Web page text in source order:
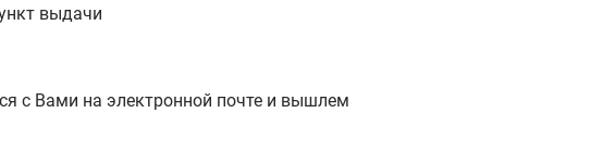
выдачи
с Вами на электронной почте и вышлем